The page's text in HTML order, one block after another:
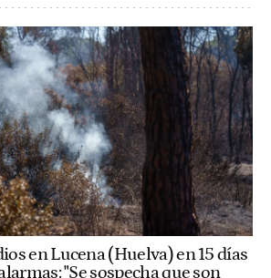
en Lucena (Huelva) en 15 días
"Se sospecha que son